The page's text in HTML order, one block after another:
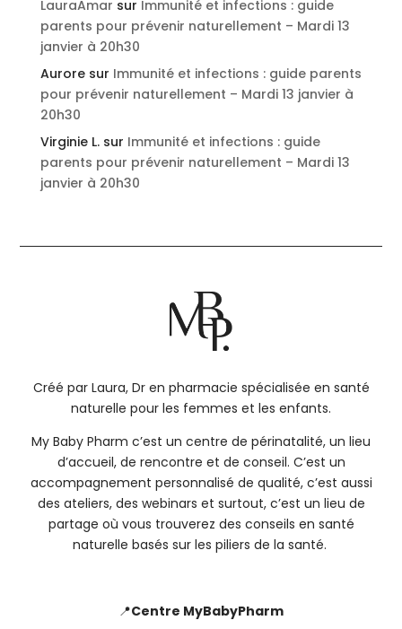
LauraAmar sur Immunité et infections : guide
parents pour prévenir naturellement – Mardi 13
janvier à 20h30
Auroresur Immunité et infections : guide parents
pour prévenir naturellement – Mardi 13 janvier à
20h30
Virginie L.sur Immunité et infections : guide
parents pour prévenir naturellement – Mardi 13
janvier à 20h30
Créé par Laura, Dr en pharmacie spécialisée en santé
naturelle pour les femmes et les enfants.
My Baby Pharm c’est un centre de périnatalité, un lieu
d’accueil, de rencontre et de conseil. C’est un
accompagnement personnalisé de qualité, c’est aussi
des ateliers, des webinars et surtout, c’est un lieu de
partage où vous trouverez des conseils en santé
naturelle basés sur les piliers de la santé.
📍Centre MyBabyPharm